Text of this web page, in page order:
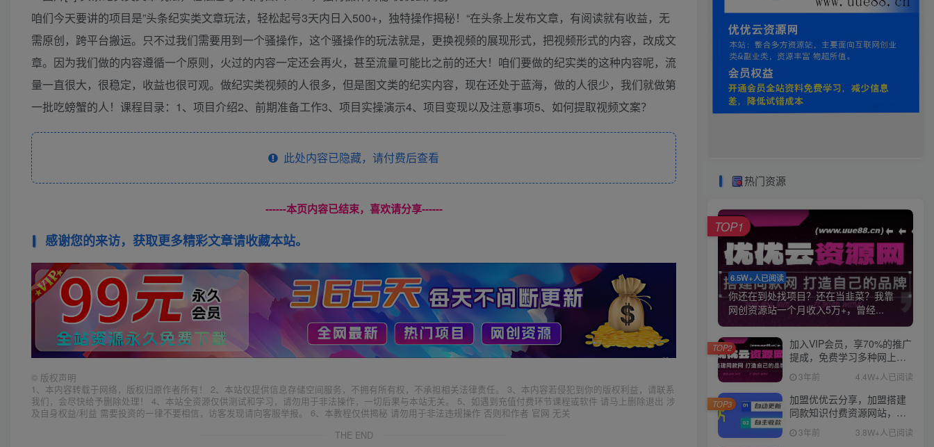
咱们今天要讲的项目是”头条纪实类文章玩法，轻松起号3天内日入500+，独特操作揭秘！“在头条上发布文章，有阅读就有收益，无
需原创，跨平台搬运。只不过我们需要用到一个骚操作，这个骚操作的玩法就是，更换视频的展现形式，把视频形式的内容，改成文
章。因为我们做的内容遵循一个原则，火过的内容一定还会再火，甚至流量可能比之前的还大！咱们要做的纪实类的这种内容呢，流
量一直很大，很稳定，收益也很可观。做纪实类视频的人很多，但是图文类的纪实内容，现在还处于蓝海，做的人很少，我们就做第
一批吃螃蟹的人！课程目录：1、项目介绍2、前期准备工作3、项目实操演示4、项目变现以及注意事项5、如何提取视频文案？
此处内容已隐藏，请付费后查看
------本页内容已结束，喜欢请分享------
感谢您的来访，获取更多精彩文章请收藏本站。
© 版权声明
1、本内容转载于网络，版权归原作者所有！ 2、本站仅提供信息存储空间服务，不拥有所有权，不承担相关法律责任。 3、本内容若侵犯到你的版权利益，请联系
我们，会尽快给予删除处理！ 4、本站全资源仅供测试和学习，请勿用于非法操作，一切后果与本站无关。 5、如遇到充值付费环节课程或软件 请马上删除退出 涉
及自身权益/利益 需要投资的一律不要相信，访客发现请向客服举报。 6、本教程仅供揭秘 请勿用于非法违规操作 否则和作者 官网 无关
THE END
热门资源
6.5W+人已阅读
你还在到处找项目？还在当韭菜？我靠
网创资源站一个月收入5万+，曾经...
TOP1
加入VIP会员，享70%的推广
提成，免费学习多种网上创
业课程，菜鸟秒变大神！
3年前 4.4W+人已阅读
TOP2
加盟优优云分享，加盟搭建
同款知识付费资源网站，实
现长期稳定被动收入~
3年前 3.8W+人已阅读
TOP3